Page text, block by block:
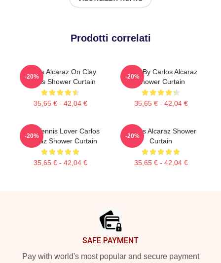
Prodotti correlati
Carlos Alcaraz On Clay
Courts Shower Curtain
35,65 € - 42,04 €
-20%
Tenis By Carlos Alcaraz
Shower Curtain
35,65 € - 42,04 €
-20%
Girls Tennis Lover Carlos
Alcaraz Shower Curtain
35,65 € - 42,04 €
-20%
Carlos Alcaraz Shower
Curtain
35,65 € - 42,04 €
-20%
SAFE PAYMENT
Pay with world's most popular and secure payment